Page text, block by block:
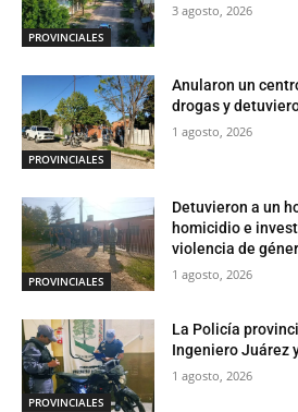
PROVINCIALES
3 agosto, 2026
PROVINCIALES
Anularon un
drogas y
1 agosto, 2026
PROVINCIALES
Detuvieron a un
homicidio e
violencia de
1 agosto, 2026
PROVINCIALES
La Policía
Ingeniero Juárez
1 agosto, 2026